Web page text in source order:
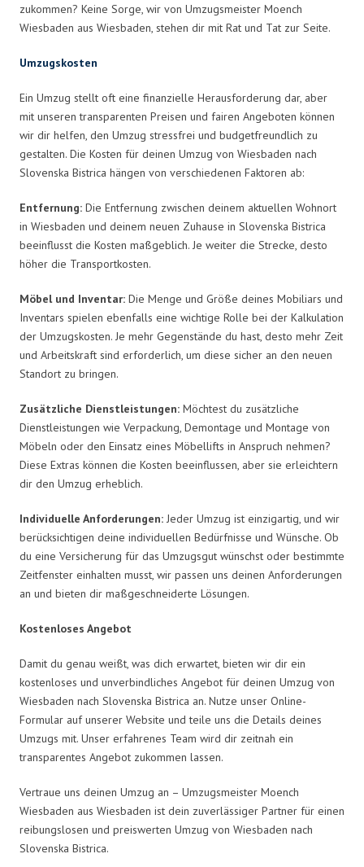
zukommen? Keine Sorge, wir von Umzugsmeister Moench
Wiesbaden aus Wiesbaden, stehen dir mit Rat und Tat zur Seite.
Umzugskosten
Ein Umzug stellt oft eine finanzielle Herausforderung dar, aber
mit unseren transparenten Preisen und fairen Angeboten können
wir dir helfen, den Umzug stressfrei und budgetfreundlich zu
gestalten. Die Kosten für deinen Umzug von Wiesbaden nach
Slovenska Bistrica hängen von verschiedenen Faktoren ab:
Entfernung: Die Entfernung zwischen deinem aktuellen Wohnort
in Wiesbaden und deinem neuen Zuhause in Slovenska Bistrica
beeinflusst die Kosten maßgeblich. Je weiter die Strecke, desto
höher die Transportkosten.
Möbel und Inventar: Die Menge und Größe deines Mobiliars und
Inventars spielen ebenfalls eine wichtige Rolle bei der Kalkulation
der Umzugskosten. Je mehr Gegenstände du hast, desto mehr Zeit
und Arbeitskraft sind erforderlich, um diese sicher an den neuen
Standort zu bringen.
Zusätzliche Dienstleistungen: Möchtest du zusätzliche
Dienstleistungen wie Verpackung, Demontage und Montage von
Möbeln oder den Einsatz eines Möbellifts in Anspruch nehmen?
Diese Extras können die Kosten beeinflussen, aber sie erleichtern
dir den Umzug erheblich.
Individuelle Anforderungen: Jeder Umzug ist einzigartig, und wir
berücksichtigen deine individuellen Bedürfnisse und Wünsche. Ob
du eine Versicherung für das Umzugsgut wünschst oder bestimmte
Zeitfenster einhalten musst, wir passen uns deinen Anforderungen
an und bieten dir maßgeschneiderte Lösungen.
Kostenloses Angebot
Damit du genau weißt, was dich erwartet, bieten wir dir ein
kostenloses und unverbindliches Angebot für deinen Umzug von
Wiesbaden nach Slovenska Bistrica an. Nutze unser Online-
Formular auf unserer Website und teile uns die Details deines
Umzugs mit. Unser erfahrenes Team wird dir zeitnah ein
transparentes Angebot zukommen lassen.
Vertraue uns deinen Umzug an – Umzugsmeister Moench
Wiesbaden aus Wiesbaden ist dein zuverlässiger Partner für einen
reibungslosen und preiswerten Umzug von Wiesbaden nach
Slovenska Bistrica.